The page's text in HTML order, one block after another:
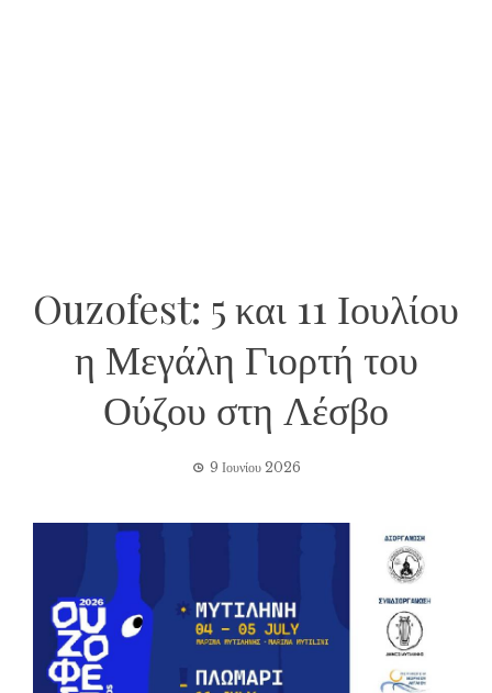
Ouzofest: 5 και 11 Ιουλίου
η Μεγάλη Γιορτή του
Ούζου στη Λέσβο
9 Ιουνίου 2026